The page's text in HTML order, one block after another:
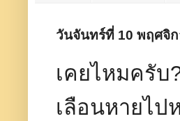
วันจันทร์ที่ 10 พฤศจิ
เคยไหมครับ
เลือนหายไป